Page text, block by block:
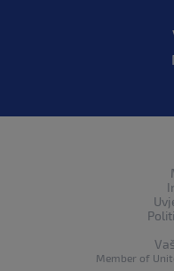
Member of